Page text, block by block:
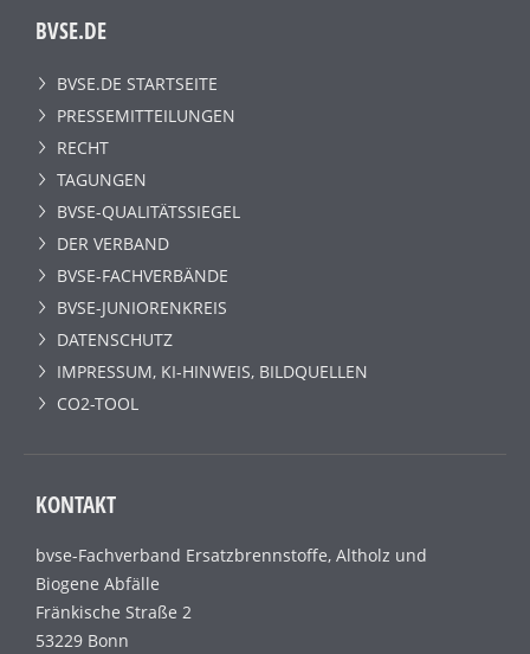
BVSE.DE
BVSE.DE STARTSEITE
PRESSEMITTEILUNGEN
RECHT
TAGUNGEN
BVSE-QUALITÄTSSIEGEL
DER VERBAND
BVSE-FACHVERBÄNDE
BVSE-JUNIORENKREIS
DATENSCHUTZ
IMPRESSUM, KI-HINWEIS, BILDQUELLEN
CO2-TOOL
KONTAKT
bvse-Fachverband Ersatzbrennstoffe, Altholz und
Biogene Abfälle
Fränkische Straße 2
53229 Bonn